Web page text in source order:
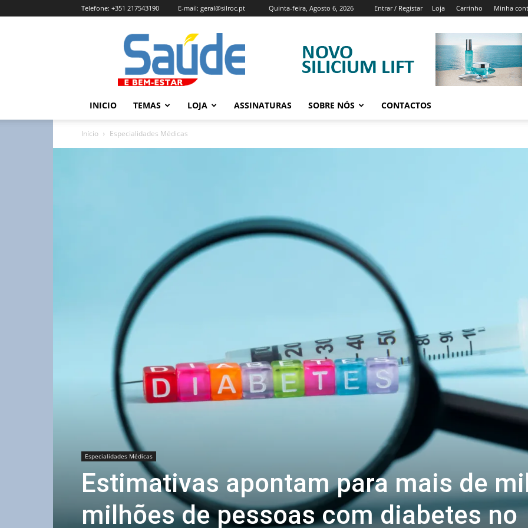
Quinta-feira, Agosto 6, 2026 Entrar / Registar Loja Carrinho Minha
Telefone: +351 217543190 E-mail: geral@silroc.pt
Revista
Saúde
e
Bem
Estar
Edição
INICIO TEMAS LOJA ASSINATURAS SOBRE NÓS CONTACTOS
Início Especialidades Médicas
Especialidades Médicas
Estimativas apontam para mais de
milhões de pessoas com diabetes no